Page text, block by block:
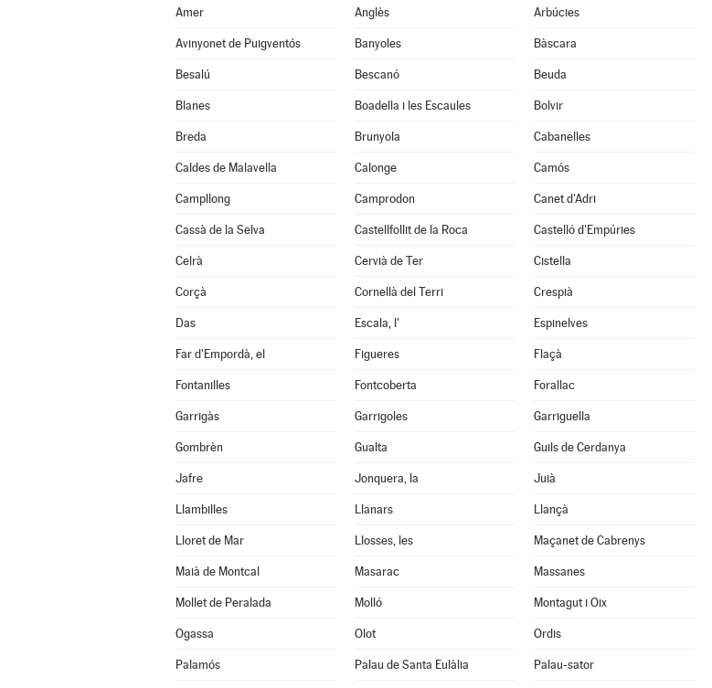
Amer Anglès Arbúcies
Avinyonet de Puigventós Banyoles Bàscara
Besalú Bescanó Beuda
Blanes Boadella i les Escaules Bolvir
Breda Brunyola Cabanelles
Caldes de Malavella Calonge Camós
Campllong Camprodon Canet d'Adri
Cassà de la Selva Castellfollit de la Roca Castelló d'Empúries
Celrà Cervià de Ter Cistella
Corçà Cornellà del Terri Crespià
Das Escala, l' Espinelves
Far d'Empordà, el Figueres Flaçà
Fontanilles Fontcoberta Forallac
Garrigàs Garrigoles Garriguella
Gombrèn Gualta Guils de Cerdanya
Jafre Jonquera, la Juià
Llambilles Llanars Llançà
Lloret de Mar Llosses, les Maçanet de Cabrenys
Maià de Montcal Masarac Massanes
Mollet de Peralada Molló Montagut i Oix
Ogassa Olot Ordis
Palamós Palau de Santa Eulàlia Palau-sator